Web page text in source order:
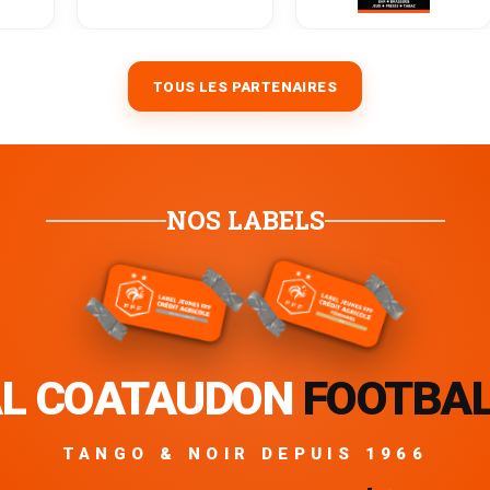
TOUS LES PARTENAIRES
NOS LABELS
COATAUDON
TANGO & NOIR DEPUIS 1966